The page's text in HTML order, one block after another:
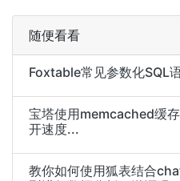
随便看看
Foxtable常见参数化SQL
宝塔使用memcached缓
开速度...
教你如何使用狐表结合